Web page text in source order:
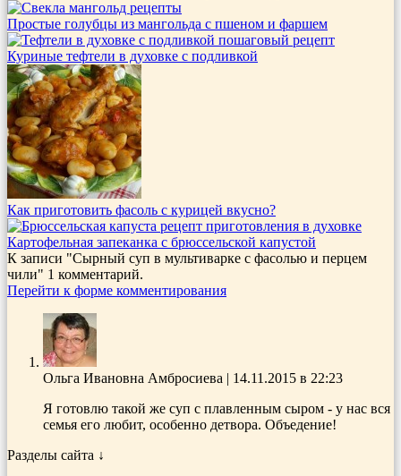
Простые голубцы из мангольда с пшеном и фаршем
Куриные тефтели в духовке с подливкой
Как приготовить фасоль с курицей вкусно?
Картофельная запеканка с брюссельской капустой
К записи "Сырный суп в мультиварке с фасолью и перцем
чили" 1 комментарий.
Перейти к форме комментирования
Ольга Ивановна Амбросиева | 14.11.2015 в 22:23
Я готовлю такой же суп с плавленным сыром - у нас вся
семья его любит, особенно детвора. Объедение!
Разделы сайта ↓